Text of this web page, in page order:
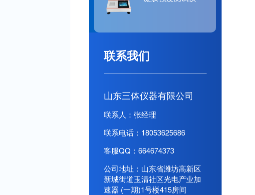
联系我们
山东三体仪器有限公司
联系人：张经理
联系电话：18053625686
客服QQ：664674373
公司地址：山东省潍坊高新区
新城街道玉清社区光电产业加
速器 (一期)1号楼415房间